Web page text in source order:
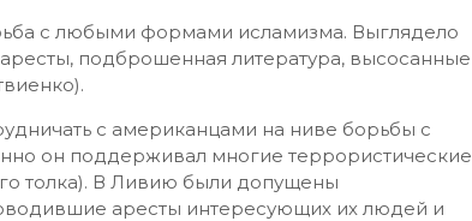
с любыми формами исламизма. Выглядело
подброшенная литература, высосанные
с американцами на ниве борьбы с
он поддерживал многие террористические
толка). В Ливию были допущены
аресты интересующих их людей и